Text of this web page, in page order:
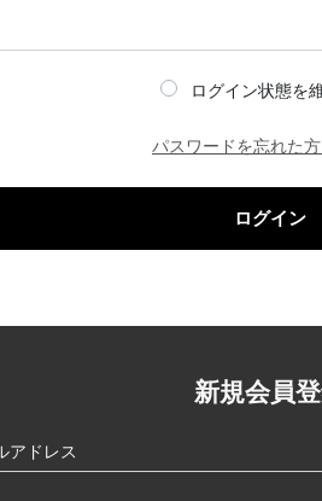
ログイン状態を
パスワードを忘れた
ログイン
新規会員
アドレス